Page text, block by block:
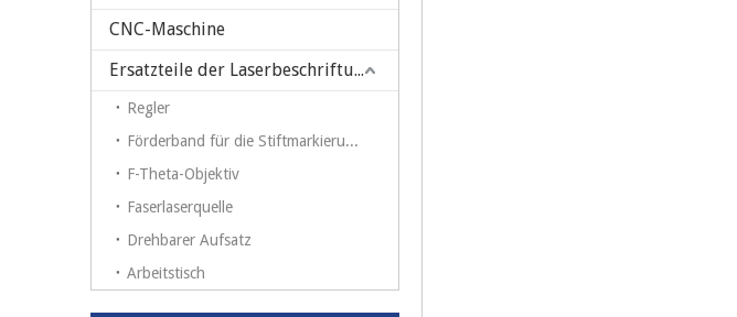
CNC-Maschine
Ersatzteile der Laserbeschriftungsmaschine
Regler
Förderband für die Stiftmarkierung auf einer Faserlaser-Markierungsmaschine
F-Theta-Objektiv
Faserlaserquelle
Drehbarer Aufsatz
Arbeitstisch